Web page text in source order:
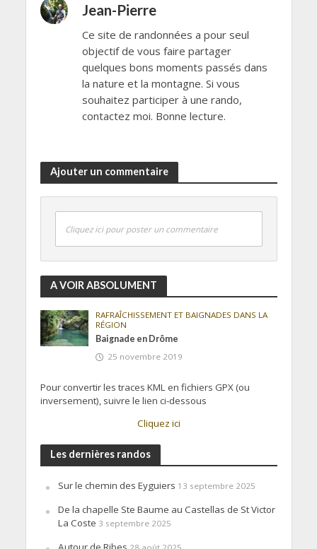
Jean-Pierre
Ce site de randonnées a pour seul
objectif de vous faire partager
quelques bons moments passés dans
la nature et la montagne. Si vous
souhaitez participer à une rando,
contactez moi. Bonne lecture.
Ajouter un commentaire
Cliquez ici pour poster un commentaire
A VOIR ABSOLUMENT
RAFRAÎCHISSEMENT ET BAIGNADES DANS LA
RÉGION
Baignade en Drôme
25 novembre 2019
Pour convertir les traces KML en fichiers GPX (ou
inversement), suivre le lien ci-dessous
Cliquez ici
Les dernières randos
Sur le chemin des Eyguiers 13 septembre 2025
De la chapelle Ste Baume au Castellas de St Victor
La Coste 3 septembre 2025